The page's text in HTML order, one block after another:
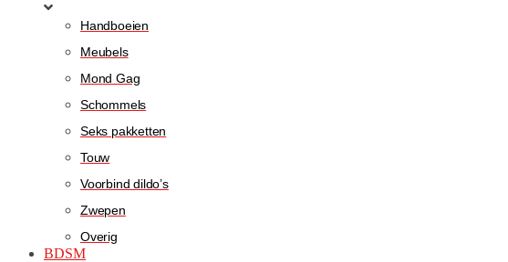
Handboeien
Meubels
Mond Gag
Schommels
Seks pakketten
Touw
Voorbind dildo’s
Zwepen
Overig
BDSM